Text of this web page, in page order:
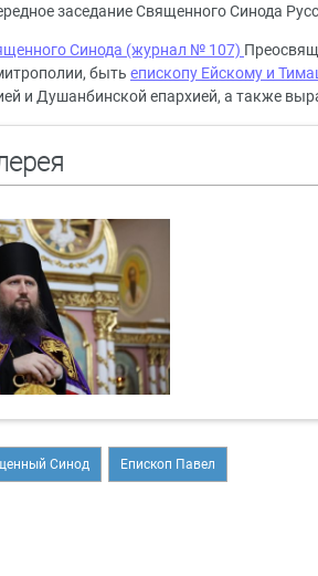
заседание Священного Синода
Синода (журнал № 107)
быть епископу Ейскому и
и Душанбинской епархией, а также
Синод Епископ Павел